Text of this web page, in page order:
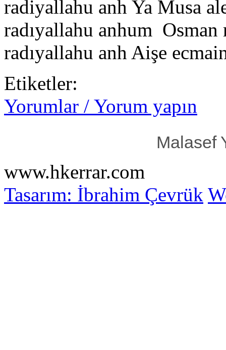
radiyallahu anh Ya Musa
radıyallahu anhum Osman
radıyallahu anh Aişe
Etiketler:
Yorumlar / Yorum yapın
Malasef
www.hkerrar.com
Tasarım: İbrahim Çevrük